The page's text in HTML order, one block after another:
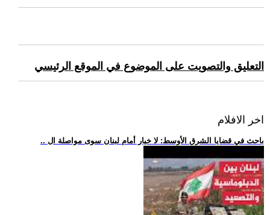
التعليق والتصويت على الموضوع في الموقع الرئيسي
اخر الافلام
.. باحث في قضايا الشرق الأوسط: لا خيار أمام لبنان سوى مواصلة ال